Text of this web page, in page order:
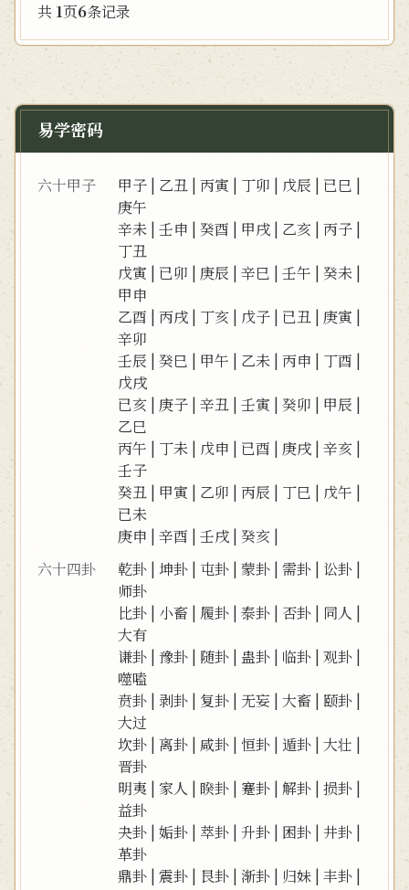
共 1页6条记录
易学密码
六十甲子 甲子 | 乙丑 |丙寅 | 丁卯 | 戊辰 | 已巳 |
庚午
辛未 |壬申 |癸酉 | 甲戌 | 乙亥 |丙子 |
丁丑
戊寅 | 已卯 | 庚辰 |辛巳 |壬午 |癸未 |
甲申
乙酉 |丙戌 | 丁亥 | 戊子 | 已丑 | 庚寅 |
辛卯
壬辰 |癸巳 | 甲午 | 乙未 |丙申 | 丁酉 |
戊戌
已亥 | 庚子 |辛丑 |壬寅 |癸卯 | 甲辰 |
乙巳
丙午 | 丁未 | 戊申 | 已酉 | 庚戌 |辛亥 |
壬子
癸丑 | 甲寅 | 乙卯 |丙辰 | 丁巳 | 戊午 |
已未
庚申 |辛酉 |壬戌 |癸亥 |
六十四卦
乾卦 | 坤卦 | 屯卦 |蒙卦 |需卦 | 讼卦 |
师卦
比卦 | 小畜 | 履卦 |泰卦 | 否卦 | 同人 |
大有
谦卦 |豫卦 | 随卦 | 蛊卦 | 临卦 |观卦 |
噬嗑
贲卦 | 剥卦 | 复卦 | 无妄 |大畜 | 颐卦 |
大过
坎卦 |离卦 | 咸卦 |恒卦 |遁卦 |大壮 |
晋卦
明夷 |家人 |睽卦 | 蹇卦 |解卦 |损卦 |
益卦
夬卦 |姤卦 | 萃卦 |升卦 | 困卦 |井卦 |
革卦
鼎卦 |震卦 | 艮卦 |渐卦 | 归妹 |丰卦 |